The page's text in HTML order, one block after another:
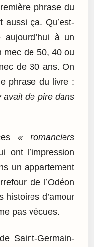
phrase du
aussi ça. Qu’est-
à un
mec de 50, 40 ou
de 30 ans. On
phrase du livre :
avait de pire dans
« romanciers
ont l’impression
un appartement
de l’Odéon
histoires d’amour
pas vécues.
de Saint-Germain-